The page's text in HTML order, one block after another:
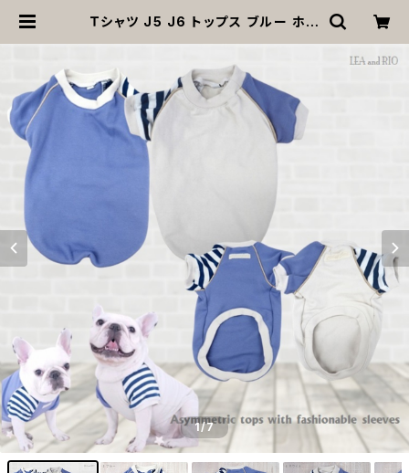
Ｔシャツ J5 J6 トップス ブルー ホワ
ア dog 犬 猫 ペット 服 犬服 猫服 犬
の服 猫の服 オシャレ かわいい 小型
犬 返品交換不可 | MOANA
1/7